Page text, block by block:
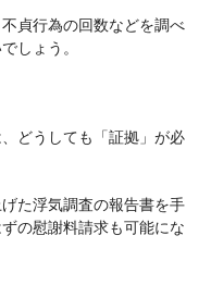
貞行為の回数などを調べ
しょう。
どうしても「証拠」が必
た浮気調査の報告書を手
の慰謝料請求も可能にな